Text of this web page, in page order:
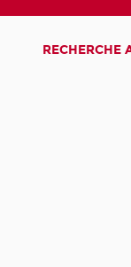
RECHERCHE